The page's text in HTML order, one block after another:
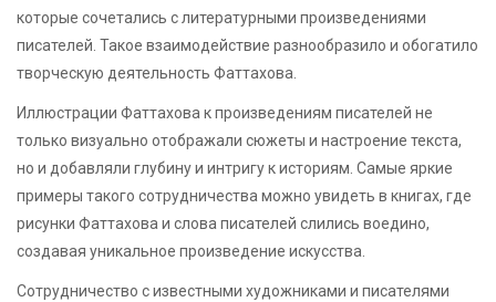
которые сочетались с литературными произведениями
писателей. Такое взаимодействие разнообразило и обогатило
творческую деятельность Фаттахова.
Иллюстрации Фаттахова к произведениям писателей не
только визуально отображали сюжеты и настроение текста,
но и добавляли глубину и интригу к историям. Самые яркие
примеры такого сотрудничества можно увидеть в книгах, где
рисунки Фаттахова и слова писателей слились воедино,
создавая уникальное произведение искусства.
Сотрудничество с известными художниками и писателями